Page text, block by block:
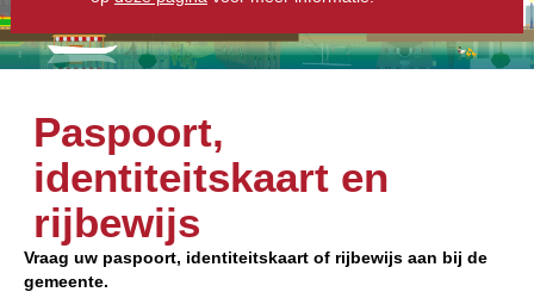
Paspoort,
identiteitskaart en
rijbewijs
Vraag uw paspoort, identiteitskaart of rijbewijs aan bij de
gemeente.